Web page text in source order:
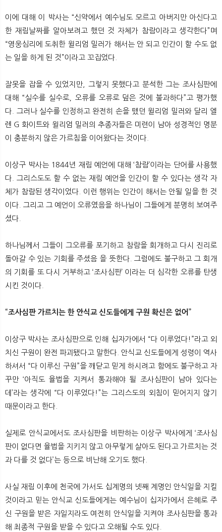
이에 대해 이 박사는 “신약에서 예수님도 모르고 아버지만 아신다고
한 재림날짜를 알아보려고 했던 것 자체가 참람이라고 생각한다”며
“영웅심리에 도취한 윌리엄 밀러가 해서는 안 되고 인간이 할 수도 없
는 일을 하게 된 것”이라고 꼬집었다.
잘못을 잡을 수 있었지만, 그렇지 못했다고 분석한 그는 조사심판에
대해 “실수를 실수로, 오류를 오류로 덮은 것에 불과하다”고 평가했
다. 그러나 실수를 인정하고 완전히 손을 뗐던 윌리엄 밀러와 달리 엘
렌 G 화이트와 윌리엄 밀러의 추종자들은 미련이 남아 성경적인 명분
이 충분하지 않은 가르침을 이어왔다는 것이다.
이상구 박사는 1844년 재림 예언에 대해 ‘참람’이라는 단어를 사용했
다. 그리스도도 할 수 없는 재림 예언을 인간이 할 수 있다는 생각 자
체가 참람된 생각이었다. 이런 행위는 인간이 해서는 안될 일을 한 것
이다. 그리고 그 예언이 오류였음을 하나님이 그들에게 분명히 보여주
셨다.
하나님께서 그들이 그오류를 포기하고 참람을 회개하고 다시 진리로
돌아갈 수 있는 기회를 주셨음 을 뜻한다. 그럼에도 불구하고 그 회개
의 기회를 또 다시 거부하고 ‘조사심판’ 이라는 더 심각한 오류를 탄생
시킨 것이다.
“조사심판 가르치는 한 안식교 신도들에게 구원 확신은 없어”
이상구 박사는 조사심판으로 인해 십자가에서 “다 이루었다!”라고 외
치신 구원이 완전 파괴됐다고 말한다. 안식교 신도들에게 성령이 역사
하셔서 “다 이루신 구원”을 깨닫고 믿게 하시려고 함에도 불구하고 자
꾸만 ‘아직도 율법을 지켜서 통과해야 될 조사심판이 남아 있다는
데’라는 생각에 “다 이루었다!”는 그리스도의 외침이 믿어지지 않기
때문이라고 한다.
실제로 안식교에서도 조사심판을 비판하는 이상구 박사에게 ‘조사심
판이 없다면 율법을 지키지 않고 아무렇게 살아도 된다고 가르치는 것
과 다를 것 없다’는 등으로 비난해 오기도 했다.
사실 재림 이후에 천국에 가서도 십계명의 넷째 계명인 안식일을 지킬
것이라고 믿는 안식교 신도들에게는 예수님이 십자가에서 은혜로 주
신 구원을 받은 자일지라도 여전히 안식일을 지켜야 조사심판을 통과
해 최종적 구원을 받을 수 있다고 오해될 수도 있다.